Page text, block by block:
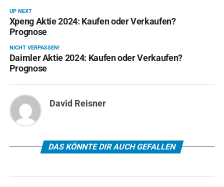
UP NEXT
Xpeng Aktie 2024: Kaufen oder Verkaufen?
Prognose
NICHT VERPASSEN!
Daimler Aktie 2024: Kaufen oder Verkaufen?
Prognose
David Reisner
DAS KÖNNTE DIR AUCH GEFALLEN